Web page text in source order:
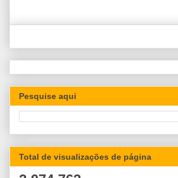
Pesquise aqui
Total de visualizações de página